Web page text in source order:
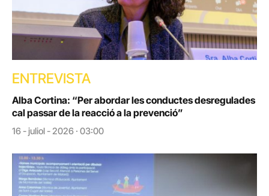
ENTREVISTA
Alba Cortina: “Per abordar les conductes desregulades
cal passar de la reacció a la prevenció”
16 - juliol - 2026 · 03:00